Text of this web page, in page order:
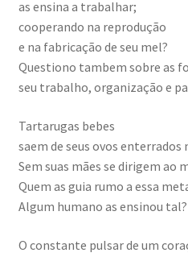
as ensina a trabalhar;
cooperando na reprodução
e na fabricação de seu mel?
Questiono tambem sobre as
seu trabalho, organização e
Tartarugas bebes
saem de seus ovos enterrados
Sem suas mães se dirigem ao
Quem as guia rumo a essa
Algum humano as ensinou tal?
O constante pulsar de um